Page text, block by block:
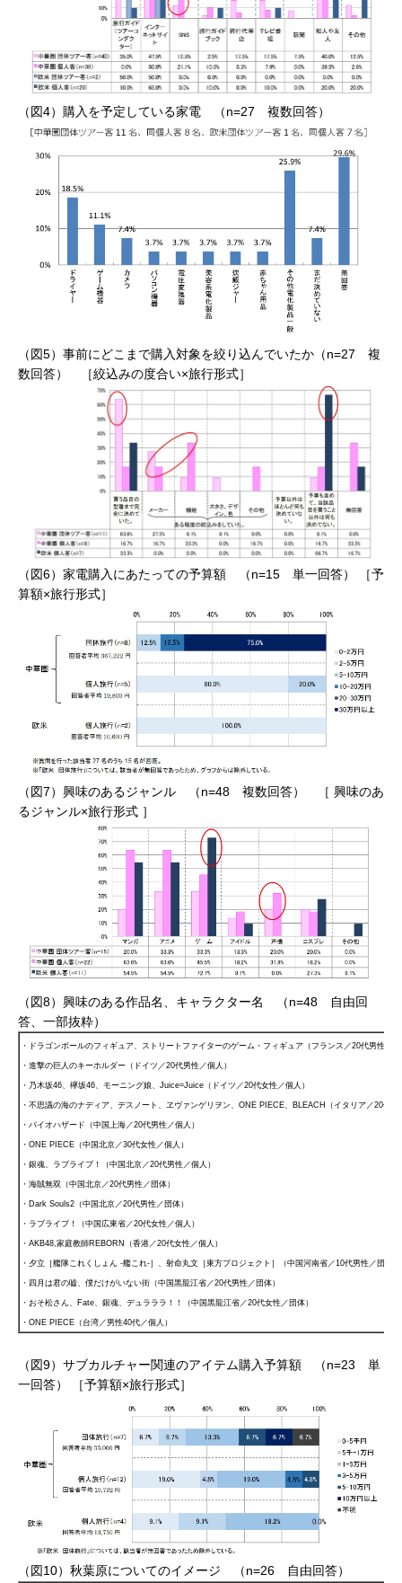
（図4）購入を予定している家電 （n=27 複数回答）
（図5）事前にどこまで購入対象を絞り込んでいたか（n=27 複
数回答） ［絞込みの度合い×旅行形式］
（図6）家電購入にあたっての予算額 （n=15 単一回答） ［予
算額×旅行形式］
（図7）興味のあるジャンル （n=48 複数回答） ［ 興味のあ
るジャンル×旅行形式 ］
（図8）興味のある作品名、キャラクター名 （n=48 自由回
答、一部抜粋）
・ドラゴンボールのフィギュア、ストリートファイターのゲーム・フィギュア（フランス／20代男性／
・進撃の巨人のキーホルダー（ドイツ／20代男性／個人）
・乃木坂46、欅坂46、モーニング娘、Juice=Juice（ドイツ／20代女性／個人）
・不思議の海のナディア、デスノート、ヱヴァンゲリヲン、ONE PIECE、BLEACH（イタリア／20代男
・バイオハザード（中国上海／20代男性／個人）
・ONE PIECE（中国北京／30代女性／個人）
・銀魂、ラブライブ！（中国北京／20代男性／個人）
・海賊無双（中国北京／20代男性／団体）
・Dark Souls2（中国北京／20代男性／団体）
・ラブライブ！（中国広東省／20代女性／個人）
・AKB48,家庭教師REBORN（香港／20代女性／個人）
・夕立［艦隊これくしょん -艦これ-］、射命丸文［東方プロジェクト］（中国河南省／10代男性／団体）
・四月は君の嘘、僕だけがいない街（中国黒龍江省／20代男性／団体）
・おそ松さん、Fate、銀魂、デュラララ！！（中国黒龍江省／20代女性／団体）
・ONE PIECE（台湾／男性40代／個人）
（図9）サブカルチャー関連のアイテム購入予算額 （n=23 単
一回答） ［予算額×旅行形式］
（図10）秋葉原についてのイメージ （n=26 自由回答）